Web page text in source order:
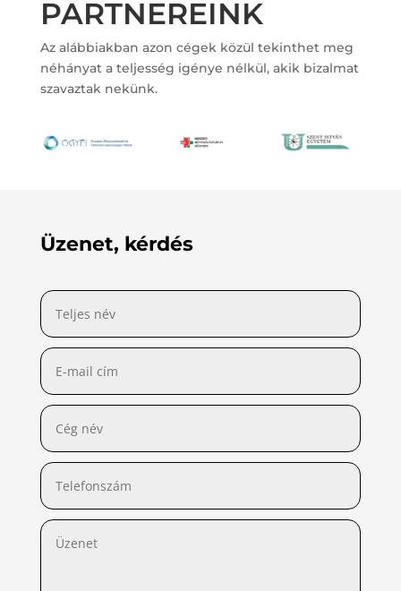
PARTNEREINK
Az alábbiakban azon cégek közül tekinthet meg
néhányat a teljesség igénye nélkül, akik bizalmat
szavaztak nekünk.
Üzenet, kérdés